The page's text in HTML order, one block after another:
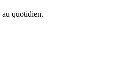
quotidien.